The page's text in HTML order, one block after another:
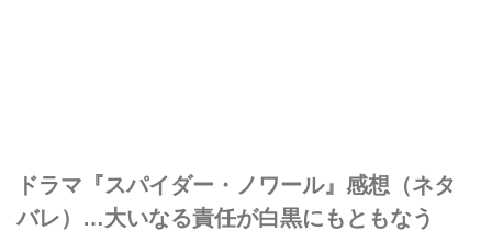
ドラマ『スパイダー・ノワール』感想（ネタ
バレ）…大いなる責任が白黒にもともなう